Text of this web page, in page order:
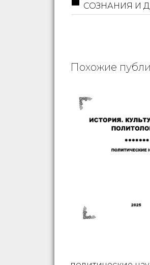
СОЗНАНИЯ И
Похожие